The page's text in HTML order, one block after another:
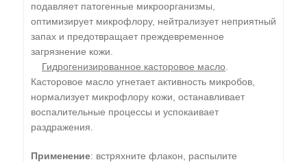
подавляет патогенные микроорганизмы,
оптимизирует микрофлору, нейтрализует неприятный
запах и предотвращает преждевременное
загрязнение кожи.
Гидрогенизированное касторовое масло
Касторовое масло угнетает активность микробов,
нормализует микрофлору кожи, останавливает
воспалительные процессы и успокаивает
раздражения.
Применение: встряхните флакон, распылите